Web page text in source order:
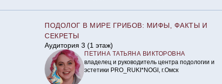
ПОДОЛОГ В МИРЕ ГРИБОВ: МИФЫ, ФАКТЫ И
СЕКРЕТЫ
Аудитория 3 (1 этаж)
ПЕТИНА ТАТЬЯНА ВИКТОРОВНА
владелец и руководитель центра подологии и
эстетики PRO_RUKI*NOGI, г.Омск